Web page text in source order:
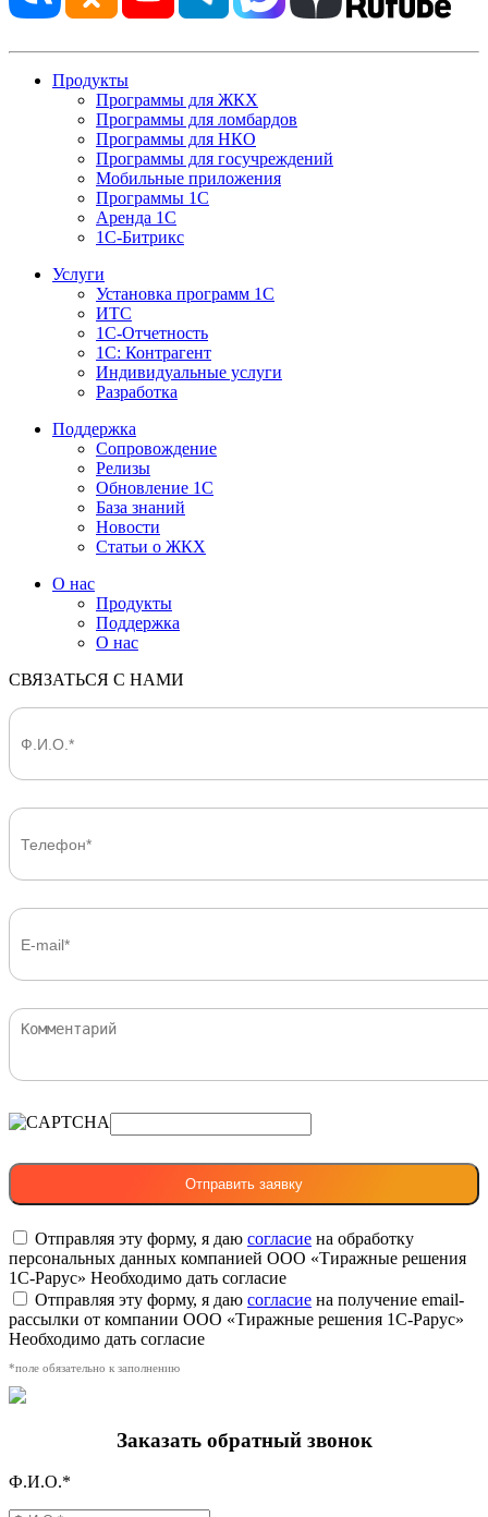
Продукты
Программы для ЖКХ
Программы для ломбардов
Программы для НКО
Программы для госучреждений
Мобильные приложения
Программы 1С
Аренда 1С
1С-Битрикс
Услуги
Установка программ 1С
ИТС
1С-Отчетность
1С: Контрагент
Индивидуальные услуги
Разработка
Поддержка
Сопровождение
Релизы
Обновление 1С
База знаний
Новости
Статьи о ЖКХ
О нас
Продукты
Поддержка
О нас
СВЯЗАТЬСЯ С НАМИ
Отправляя эту форму, я даю согласие на обработку
персональных данных компанией ООО «Тиражные решения
1С-Рарус» Необходимо дать согласие
Отправляя эту форму, я даю согласие на получение email-
рассылки от компании ООО «Тиражные решения 1С-Рарус»
Необходимо дать согласие
*поле обязательно к заполнению
Заказать обратный звонок
Ф.И.О.*